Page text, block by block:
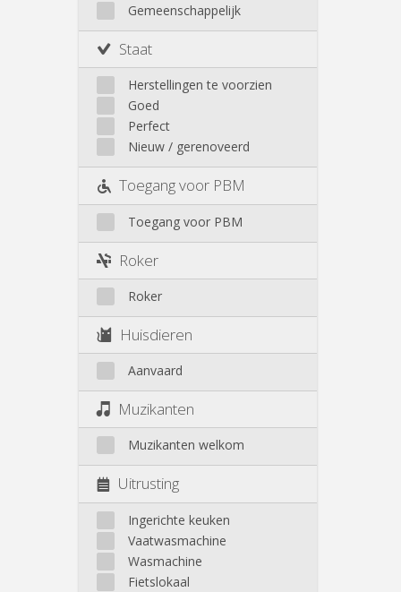
Gemeenschappelijk
Staat
Herstellingen te voorzien
Goed
Perfect
Nieuw / gerenoveerd
Toegang voor PBM
Toegang voor PBM
Roker
Roker
Huisdieren
Aanvaard
Muzikanten
Muzikanten welkom
Uitrusting
Ingerichte keuken
Vaatwasmachine
Wasmachine
Fietslokaal